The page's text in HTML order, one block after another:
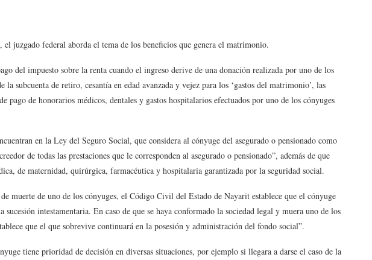
el juzgado federal aborda el tema de los beneficios que genera el matrimonio.
del impuesto sobre la renta cuando el ingreso derive de una donación realizada por uno de los
la subcuenta de retiro, cesantía en edad avanzada y vejez para los ‘gastos del matrimonio’, las
pago de honorarios médicos, dentales y gastos hospitalarios efectuados por uno de los cónyuges
en la Ley del Seguro Social, que considera al cónyuge del asegurado o pensionado como
de todas las prestaciones que le corresponden al asegurado o pensionado”, además de que
de maternidad, quirúrgica, farmacéutica y hospitalaria garantizada por la seguridad social.
muerte de uno de los cónyuges, el Código Civil del Estado de Nayarit establece que el cónyuge
sucesión intestamentaria. En caso de que se haya conformado la sociedad legal y muera uno de los
que el que sobrevive continuará en la posesión y administración del fondo social”.
tiene prioridad de decisión en diversas situaciones, por ejemplo si llegara a darse el caso de la